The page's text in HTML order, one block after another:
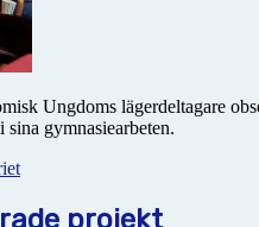
Ungdoms lägerdeltagare
gymnasiearbeten.
projekt